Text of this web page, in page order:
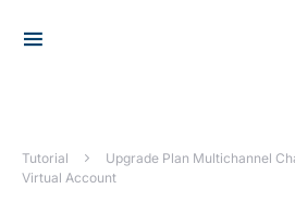
Tutorial
Upgrade Plan Multichannel
Virtual Account